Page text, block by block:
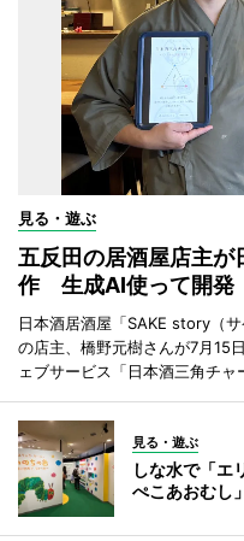
見る・遊ぶ
五反田の居酒屋店主が
作 生成AI使って開発
日本酒居酒屋「SAKE story（
の店主、橋野元樹さんが7月15
ェブサービス「日本酒三角チャ
見る・遊ぶ
しな水で「
ぺこあおむし